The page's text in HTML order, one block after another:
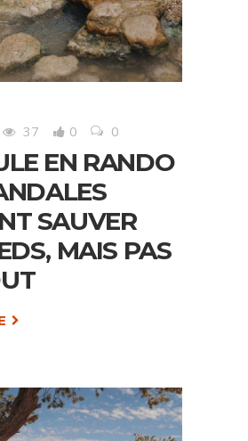
37 0 0
EN RANDO
SAUVER
MAIS PAS